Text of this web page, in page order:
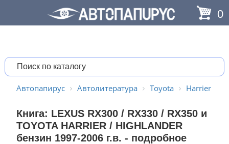
0
Автопапирус Автолитература Toyota Harrier
Книга: LEXUS RX300 / RX330 / RX350 и
TOYOTA HARRIER / HIGHLANDER
бензин 1997-2006 г.в. - подробное